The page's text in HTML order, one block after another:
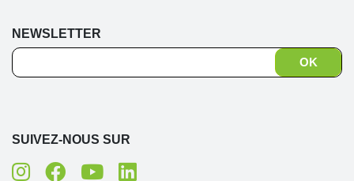
NEWSLETTER
SUIVEZ-NOUS SUR